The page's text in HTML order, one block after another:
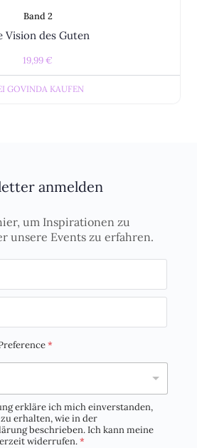
Band 2
Vision des Guten
19,99€
GOVINDA KAUFEN
anmelden
um Inspirationen zu
unsere Events zu erfahren.
*
erkläre ich mich einverstanden,
erhalten, wie in der
beschrieben. Ich kann meine
widerrufen.*